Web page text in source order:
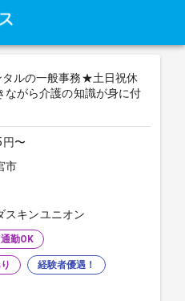
タルの一般事務★土日祝休
ながら介護の知識が身に付
円〜
市
スキンユニオン
勤OK
経験者優遇！